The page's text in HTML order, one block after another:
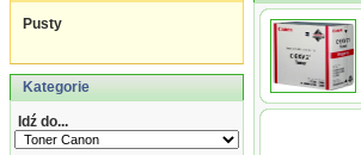
Pusty
Kategorie
Idź do...